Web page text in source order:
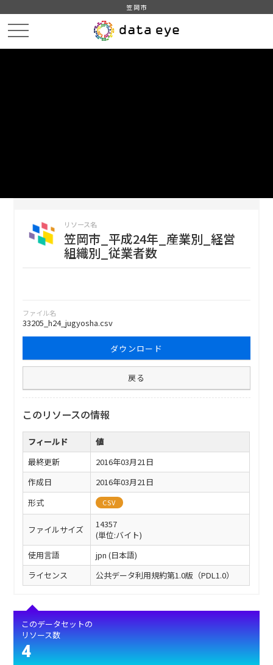
笠岡市
リソース名
笠岡市_平成24年_産業別_経営
組織別_従業者数
ファイル名
33205_h24_jugyosha.csv
ダウンロード
戻る
このリソースの情報
フィールド
値
最終更新
2016年03月21日
作成日
2016年03月21日
形式
CSV
ファイルサイズ
14357
(単位:バイト)
使用言語
jpn (日本語)
ライセンス
公共データ利用規約第1.0版（PDL1.0）
このデータセットの
リソース数
4